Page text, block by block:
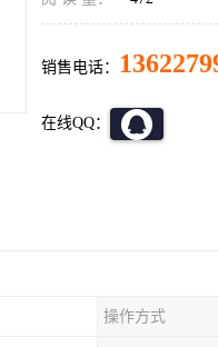
销售电话：
在线QQ：
操作方式